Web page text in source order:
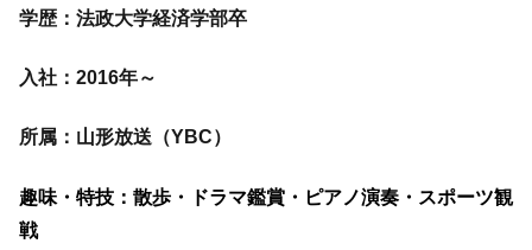
学歴：法政大学経済学部卒
入社：2016年～
所属：山形放送（YBC）
趣味・特技：散歩・ドラマ鑑賞・ピアノ演奏・スポーツ観
戦